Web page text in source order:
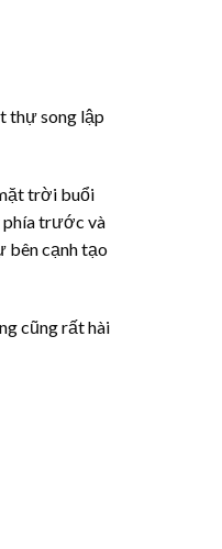
thự song lập
trời buổi
phía trước và
bên cạnh tạo
cũng rất hài